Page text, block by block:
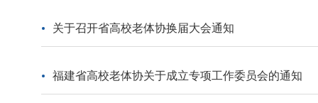
关于召开省高校老体协换届大会通知
福建省高校老体协关于成立专项工作委员会的通知